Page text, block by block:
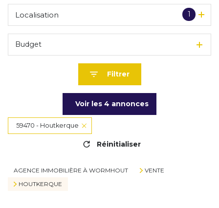
1
Localisation
Budget
Filtrer
Voir les 4 annonces
59470 - Houtkerque
Réinitialiser
AGENCE IMMOBILIÈRE À WORMHOUT
VENTE
HOUTKERQUE